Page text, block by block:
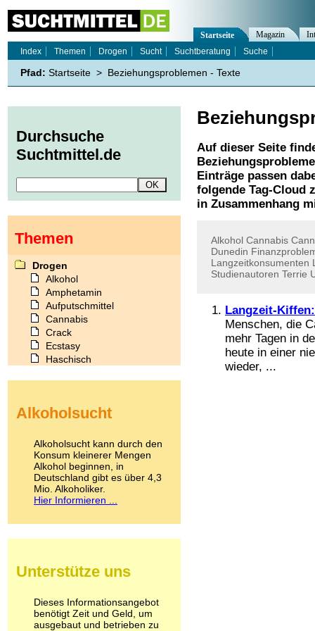
Auf dieser Seite
Einträge passen
folgende Tag-Cloud
in Zusammenhang
Alkohol Cannabis
Dunedin
Langzeitkonsumenten
Studienautoren Terrie
Langzeit-
Menschen, die
mehr Tagen in
heute in einer
wieder, ...
Startseite Magazin
Index
Themen Drogen Sucht Suchtberatung Suche
Pfad: Startseite > Beziehungsproblemen - Texte
Durchsuche
Suchtmittel.de
Themen
Drogen
Alkohol
Amphetamin
Aufputschmittel
Cannabis
Crack
Ecstasy
Haschisch
Kokain
LSD
Marihuana
Medikamente
Meskalin
Metamphetamin
Methadon
Pilze
Psychopharmaka
Schlafmittel
Schmerzmittel
Alkoholsucht
Alkoholsucht kann durch den
Konsum kleinerer Mengen
Alkohol beginnen, in
Deutschland gibt es über 4,3
Mio. Alkoholiker.
Hier Informieren ...
Unterstütze uns
Dieses Informationsangebot
benötigt Zeit und Geld, um
ausgebaut und betrieben zu